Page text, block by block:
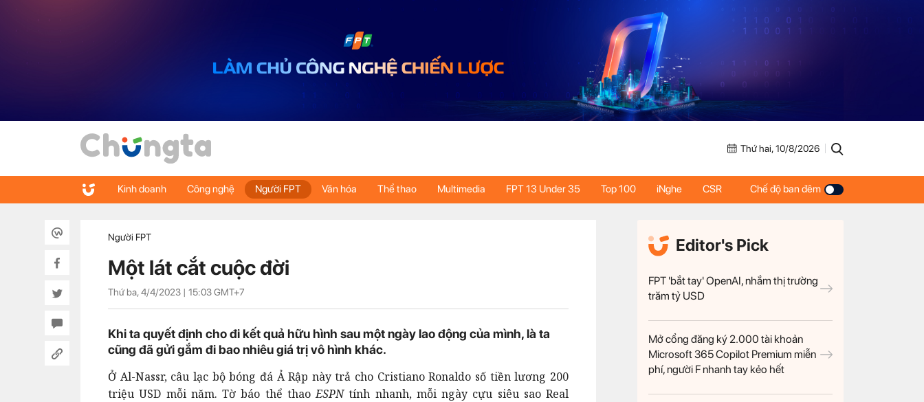
Thứ hai, 10/8/2026
Kinh doanh Công nghệ Người FPT Văn hóa Thể thao Multimedia FPT 13 Under 35 Top 100 iNghe CSR Chế độ ban đêm
Người FPT
Một lát cắt cuộc đời
Thứ ba, 4/4/2023 | 15:03GMT+7
Khi ta quyết định cho đi kết quả hữu hình sau một ngày lao động của mình, là ta
cũng đã gửi gắm đi bao nhiêu giá trị vô hình khác.
Ở Al-Nassr, câu lạc bộ bóng đá Ả Rập này trả cho Cristiano Ronaldo số tiền lương 200
triệu USD mỗi năm. Tờ báo thể thaoESPNtính nhanh, mỗi ngày cựu siêu sao Real
Editor's Pick
FPT 'bắt tay' OpenAI, nhắm thị trường
trăm tỷ USD
Mở cổng đăng ký 2.000 tài khoản
Microsoft 365 Copilot Premium miễn
phí, người F nhanh tay kẻo hết